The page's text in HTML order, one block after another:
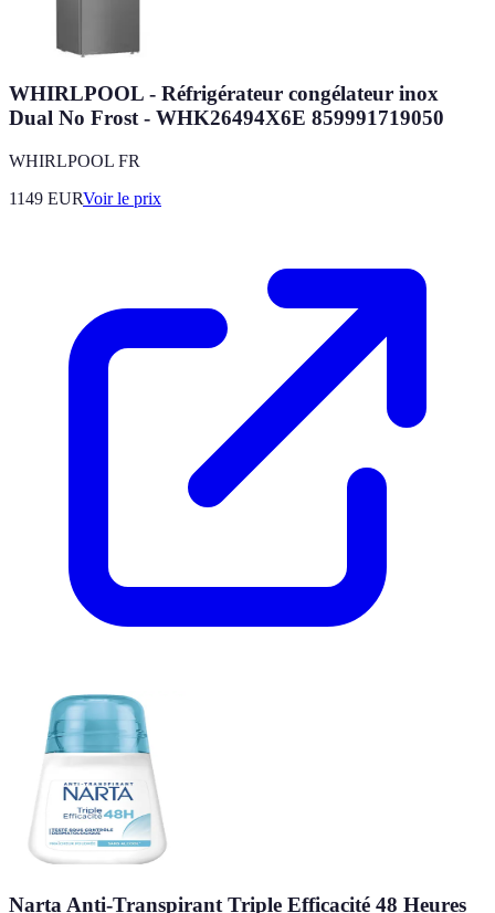
WHIRLPOOL - Réfrigérateur congélateur inox
Dual No Frost - WHK26494X6E 859991719050
WHIRLPOOL FR
1149 EURVoir le prix
Narta Anti-Transpirant Triple Efficacité 48 Heures